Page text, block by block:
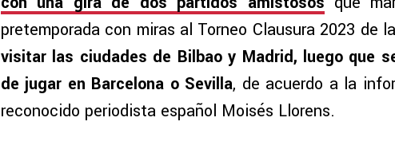
pretemporada con miras al Torneo Clausura 2023 de
visitar las ciudades de Bilbao y Madrid, luego que
de jugar en Barcelona o Sevilla, de acuerdo a la
reconocido periodista español Moisés Llorens.